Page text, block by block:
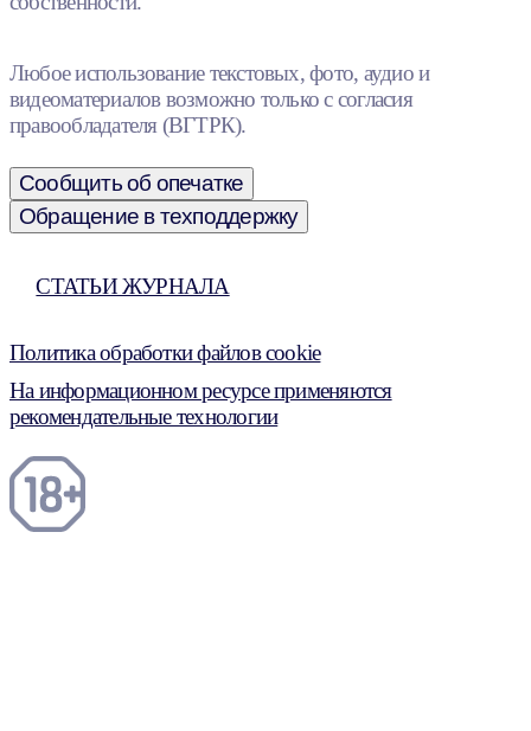
Любое использование текстовых, фото, аудио и
видеоматериалов возможно только с согласия
правообладателя (ВГТРК).
Сообщить об опечатке
Обращение в техподдержку
СТАТЬИ ЖУРНАЛА
Политика обработки файлов cookie
На информационном ресурсе применяются
рекомендательные технологии